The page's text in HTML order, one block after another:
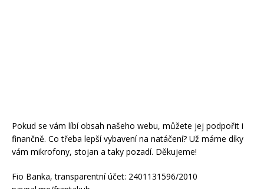
Pokud se vám líbí obsah našeho webu, můžete jej podpořit i
finančně. Co třeba lepší vybavení na natáčení? Už máme díky
vám mikrofony, stojan a taky pozadí. Děkujeme!
Fio Banka, transparentní účet: 2401131596/2010